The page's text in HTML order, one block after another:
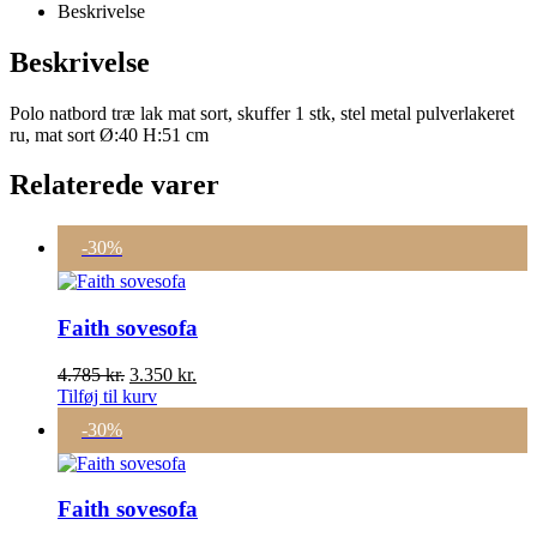
Beskrivelse
Beskrivelse
Polo natbord træ lak mat sort, skuffer 1 stk, stel metal pulverlakeret
ru, mat sort Ø:40 H:51 cm
Relaterede varer
-30%
Faith sovesofa
4.785kr. Den
oprindelige
4.785 kr..
3.350 kr.
3.350 kr..
Tilføj til kurv
-30%
Faith sovesofa